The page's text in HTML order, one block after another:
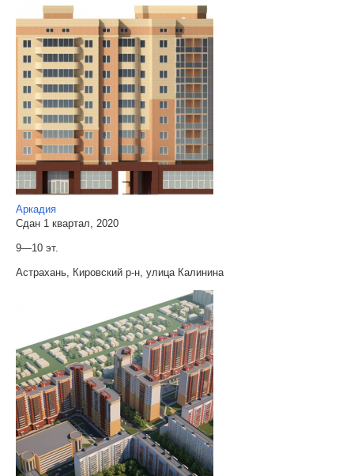
Аркадия
Сдан 1 квартал, 2020
9—10 эт.
Астрахань, Кировский р-н, улица Калинина